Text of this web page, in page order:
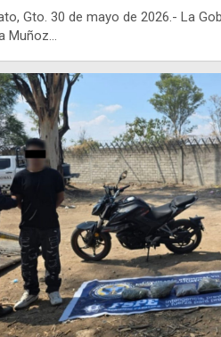
Gto. 30 de mayo de 2026.- La
Muñoz…